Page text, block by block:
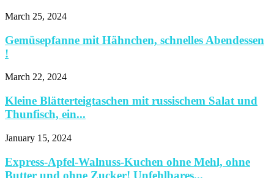
March 25, 2024
Gemüsepfanne mit Hähnchen, schnelles Abendessen
!
March 22, 2024
Kleine Blätterteigtaschen mit russischem Salat und
Thunfisch, ein...
January 15, 2024
Express-Apfel-Walnuss-Kuchen ohne Mehl, ohne
Butter und ohne Zucker! Unfehlbares...